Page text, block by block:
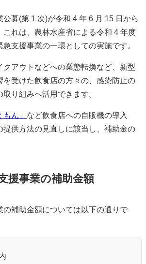
募(第 1 次)が令和 4 年 6 月 15 日から
これは、農林水産省による令和 4 年度
支援事業の一環としての実施です。
クアウトなどへの業態転換など、新型
を受けた飲食店の方々の、感染防止の
り組みへ活用できます。
ん」 など飲食店への自販機の導入
提供方法の見直しに該当し、補助金の
援事業の補助金額
の補助金額については以下の通りで